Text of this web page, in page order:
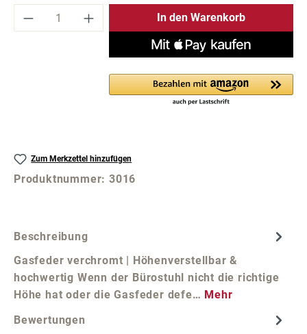
Produkt Anzahl: Gib den gewünschten
In den Warenkorb
Zum Merkzettel hinzufügen
Produktnummer:3016
Beschreibung
Gasfeder verchromt | Höhenverstellbar &
hochwertig Wenn der Bürostuhl nicht die richtige
Höhe hat oder die Gasfeder defe… Mehr
Bewertungen